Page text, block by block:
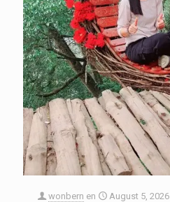
wonbern en August 5, 2026